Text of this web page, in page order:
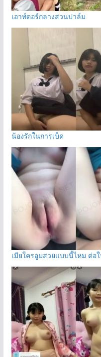
เอาท์ดอร์กลางสวนปาล์ม
น้องรักในการเบ็ด
เมียใครอูมสวยแบบนี้ไหม ต่อ